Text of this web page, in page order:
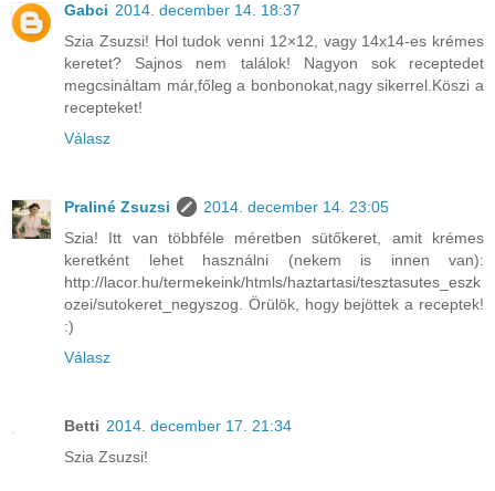
Gabci 2014. december 14. 18:37
Szia Zsuzsi! Hol tudok venni 12×12, vagy 14x14-es krémes
keretet? Sajnos nem találok! Nagyon sok receptedet
megcsináltam már,főleg a bonbonokat,nagy sikerrel.Köszi a
recepteket!
Válasz
Praliné Zsuzsi
2014. december 14. 23:05
Szia! Itt van többféle méretben sütőkeret, amit krémes
keretként lehet használni (nekem is innen van):
http://lacor.hu/termekeink/htmls/haztartasi/tesztasutes_eszk
ozei/sutokeret_negyszog. Örülök, hogy bejöttek a receptek!
:)
Válasz
Betti 2014. december 17. 21:34
Szia Zsuzsi!